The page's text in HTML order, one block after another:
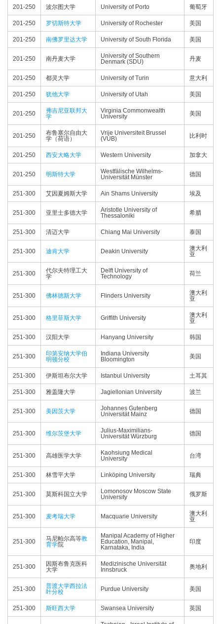
201-250 波尔图大学 University of Porto 葡萄牙
201-250 罗切斯特大学 University of Rochester 美国
201-250 南佛罗里达大学 University of South Florida 美国
201-250 南丹麦大学
University of Southern
Denmark (SDU)
丹麦
201-250 都灵大学 University of Turin 意大利
201-250 犹他大学 University of Utah 美国
201-250
弗吉尼亚联邦大
学
Virginia Commonwealth
University
美国
201-250
布鲁塞尔自由大
学（荷语）
Vrije Universiteit Brussel
(VUB)
比利时
201-250 西安大略大学 Western University 加拿大
201-250 明斯特大学
Westfälische Wilhelms-
Universität Münster
德国
251-300 艾因夏姆斯大学 Ain Shams University 埃及
251-300 亚里士多德大学
Aristotle University of
Thessaloniki
希腊
251-300 清迈大学 Chiang Mai University 泰国
251-300 迪肯大学 Deakin University
澳大利
亚
251-300
代尔夫特理工大
学
Delft University of
Technology
荷兰
251-300 佛林德斯大学 Flinders University
澳大利
亚
251-300 格里菲斯大学 Griffith University
澳大利
亚
251-300 汉阳大学 Hanyang University 韩国
251-300
印第安纳大学伯
明顿分校
Indiana University
Bloomington
美国
251-300 伊斯坦布尔大学 Istanbul University 土耳其
251-300 雅盖隆大学 Jagiellonian University 波兰
251-300 美因茨大学
Johannes Gutenberg
Universität Mainz
德国
251-300 维尔茨堡大学
Julius-Maximilians-
Universität Würzburg
德国
251-300 高雄医学大学
Kaohsiung Medical
University
台湾
251-300 林雪平大学 Linköping University 瑞典
251-300 莫斯科国立大学
Lomonosov Moscow State
University
俄罗斯
251-300 麦考瑞大学 Macquarie University
澳大利
亚
251-300 马尼帕尔高等教
育学院
Manipal Academy of Higher
Education, Manipal,
Karnataka, India
印度
251-300
因斯布鲁克医科
大学
Medizinische Universität
Innsbruck
奥地利
251-300
普渡大学西拉法
叶分校
Purdue University 美国
251-300 斯旺西大学 Swansea University 英国